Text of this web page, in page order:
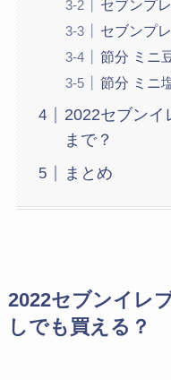
セブンプ
セブンプ
節分 ミニ
節分 ミニ
2022セブンイ
まで？
まとめ
2022セブンイレ
しでも買える？